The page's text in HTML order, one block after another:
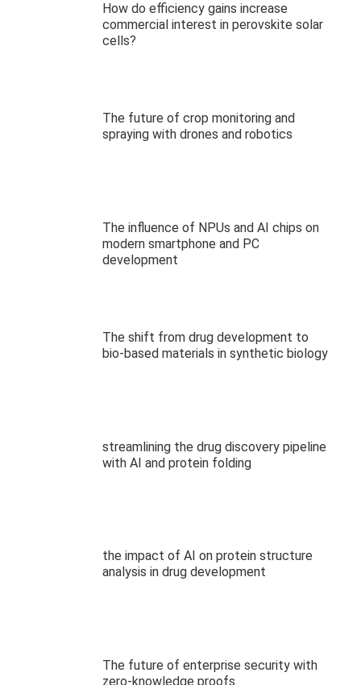
How do efficiency gains increase
commercial interest in perovskite solar
cells?
The future of crop monitoring and
spraying with drones and robotics
The influence of NPUs and AI chips on
modern smartphone and PC
development
The shift from drug development to
bio-based materials in synthetic biology
streamlining the drug discovery pipeline
with AI and protein folding
the impact of AI on protein structure
analysis in drug development
The future of enterprise security with
zero-knowledge proofs